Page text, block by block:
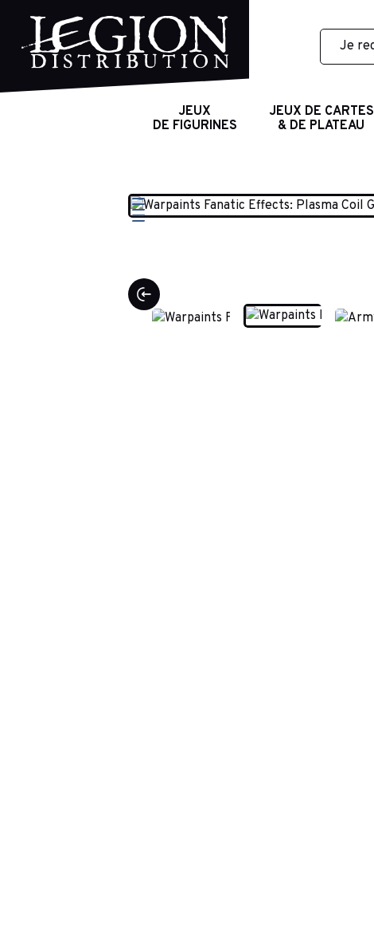
JEUX
DE FIGURINES
JEUX DE CARTES
& DE PLATEAU